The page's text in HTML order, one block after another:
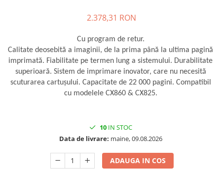
Tonere compatibile
Cartuse compatibile
Drum unit compatibile
Filament imprimanta 3D
Laptopuri / notebookuri
2.378,31 RON
Cu program de retur.
Calitate deosebită a imaginii, de la prima până la ultima pagină
imprimată. Fiabilitate pe termen lung a sistemului. Durabilitate
superioară. Sistem de imprimare inovator, care nu necesită
scuturarea cartuşului. Capacitate de 22 000 pagini. Compatibil
cu modelele CX860 & CX825.
10IN STOC
Data de livrare: maine, 09.08.2026
ADAUGA IN COS